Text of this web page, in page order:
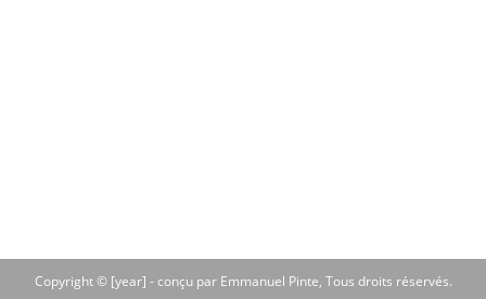
Copyright © [year] -conçu par Emmanuel Pinte, Tous droits réservés.